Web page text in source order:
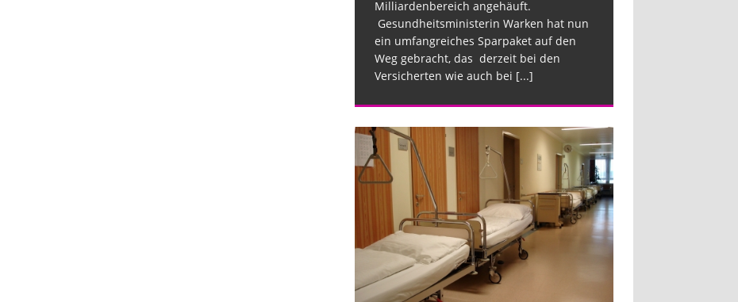
Milliardenbereich angehäuft.
Gesundheitsministerin Warken hat nun
ein umfangreiches Sparpaket auf den
Weg gebracht, das derzeit bei den
Versicherten wie auch bei [...]